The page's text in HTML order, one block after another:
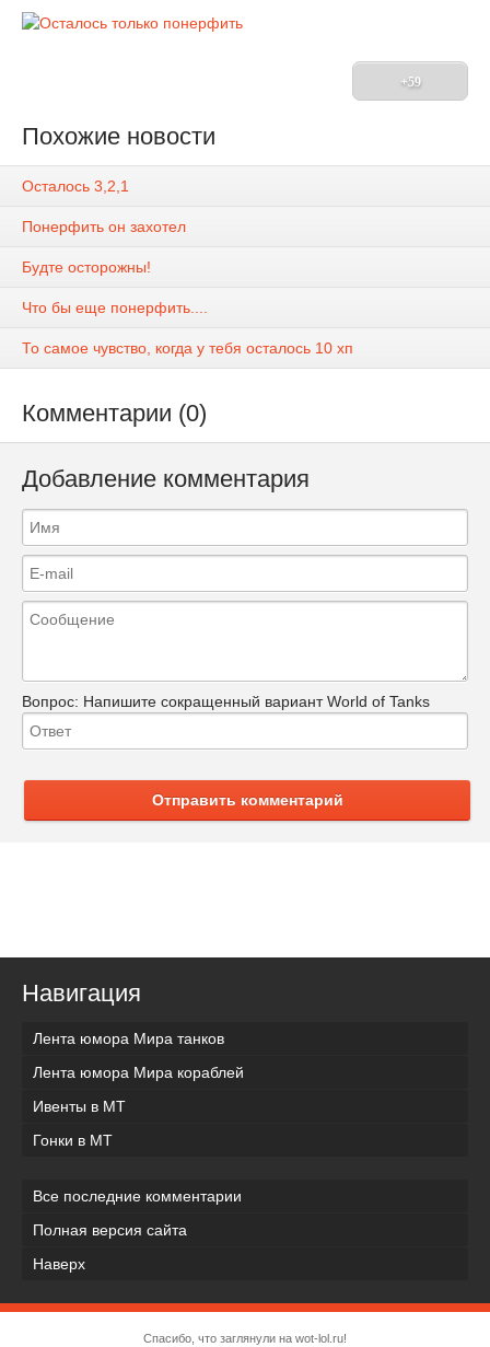
+59
Похожие новости
Осталось 3,2,1
Понерфить он захотел
Будте осторожны!
Что бы еще понерфить....
То самое чувство, когда у тебя осталось 10 хп
Комментарии (0)
Добавление комментария
Вопрос: Напишите сокращенный вариант World of Tanks
Отправить комментарий
Навигация
Лента юмора Мира танков
Лента юмора Мира кораблей
Ивенты в МТ
Гонки в МТ
Все последние комментарии
Полная версия сайта
Наверх
Спасибо, что заглянули на wot-lol.ru!